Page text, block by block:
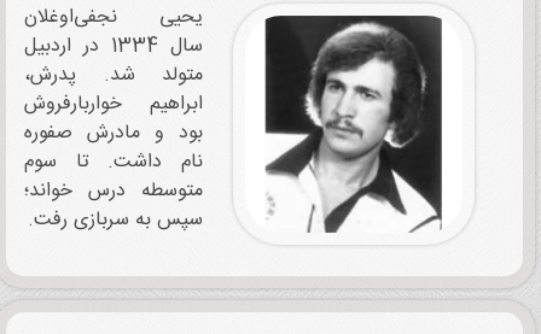
یحیی نجفی‌اوغلان
سال 1334 در اردبیل
متولد شد. پدرش،
ابراهیم خواربارفروش
بود و مادرش صفوره
نام‌ داشت. تا سوم
متوسطه درس خواند؛
سپس به سربازی رفت.